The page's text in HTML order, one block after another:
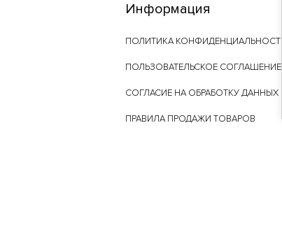
Информация
ПОЛИТИКА КОНФИДЕНЦИАЛЬНОСТИ
ПОЛЬЗОВАТЕЛЬСКОЕ СОГЛАШЕНИЕ
СОГЛАСИЕ НА ОБРАБОТКУ ДАННЫХ
ПРАВИЛА ПРОДАЖИ ТОВАРОВ